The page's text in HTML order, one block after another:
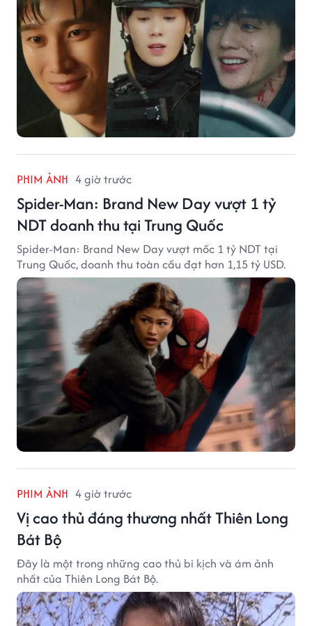
PHIM ẢNH 4 giờ trước
Spider-Man: Brand New Day vượt 1 tỷ
NDT doanh thu tại Trung Quốc
Spider-Man: Brand New Day vượt mốc 1 tỷ NDT tại
Trung Quốc, doanh thu toàn cầu đạt hơn 1,15 tỷ USD.
PHIM ẢNH 4 giờ trước
Vị cao thủ đáng thương nhất Thiên Long
Bát Bộ
Đây là một trong những cao thủ bi kịch và ám ảnh
nhất của Thiên Long Bát Bộ.